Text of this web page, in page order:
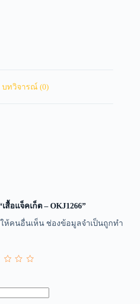
บทวิจารณ์ (0)
อแจ็คเก็ต – OKJ1266”
ห้คนอื่นเห็น ช่องข้อมูลจำเป็นถูกทำ